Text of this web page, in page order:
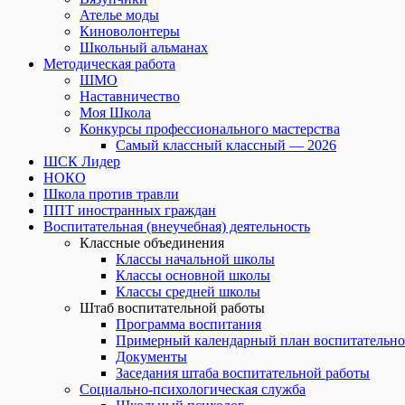
Ателье моды
Киноволонтеры
Школьный альманах
Методическая работа
ШМО
Наставничество
Моя Школа
Конкурсы профессионального мастерства
Самый классный классный — 2026
ШСК Лидер
НОКО
Школа против травли
ППТ иностранных граждан
Воспитательная (внеучебная) деятельность
Классные объединения
Классы начальной школы
Классы основной школы
Классы средней школы
Штаб воспитательной работы
Программа воспитания
Примерный календарный план
Документы
Заседания штаба воспитательной работы
Социально-психологическая служба